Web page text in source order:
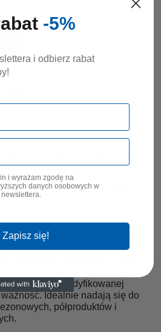
poleć znajomemu
dodaj opinię
firma TOYA S.A
towarów, a minimalne
zł netto. Prosimy o tym
na zakup tych produktów
o wymiarze
100szt.
atmosferze modyfikowanej
Idealnie nadają się do
półproduktów i
-5%
i odbierz rabat
i wyrażam zgodę na
danych osobowych w
Zapisz się!